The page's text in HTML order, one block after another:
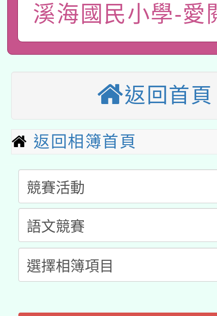
心」，鼓勵退休同仁踴
案。
招甄選結果公告(無人
招)
適應運動共學行動站研
科技賦能─人工智慧
A3數位素養講師名單
本校115學年度第1次
第3次招考甄選結果公
本校115學年度第2次
次招考甄選結果公告(
有關原住民族委員會
公告之原住民族歲時祭
一案。
兒童少年暑期犯罪預防
答一案
有關本府115年70歲以
人員健康講座「吃得安
心」，鼓勵退休同仁踴
案。
本校115學年度第2次
招甄選結果公告(無人
招)
適應運動共學行動站研
本館辦理115年度閱讀
溪海國民小學-愛
返回首頁
返回相簿首頁